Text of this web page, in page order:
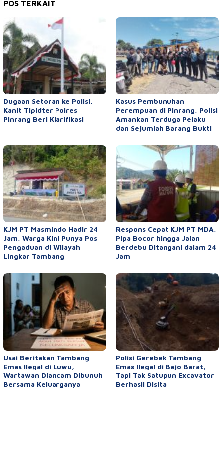
POS TERKAIT
Dugaan Setoran ke Polisi,
Kanit Tipidter Polres
Pinrang Beri Klarifikasi
Kasus Pembunuhan
Perempuan di Pinrang, Polisi
Amankan Terduga Pelaku
dan Sejumlah Barang Bukti
KJM PT Masmindo Hadir 24
Jam, Warga Kini Punya Pos
Pengaduan di Wilayah
Lingkar Tambang
Respons Cepat KJM PT MDA,
Pipa Bocor hingga Jalan
Berdebu Ditangani dalam 24
Jam
Usai Beritakan Tambang
Emas Ilegal di Luwu,
Wartawan Diancam Dibunuh
Bersama Keluarganya
Polisi Gerebek Tambang
Emas Ilegal di Bajo Barat,
Tapi Tak Satupun Excavator
Berhasil Disita